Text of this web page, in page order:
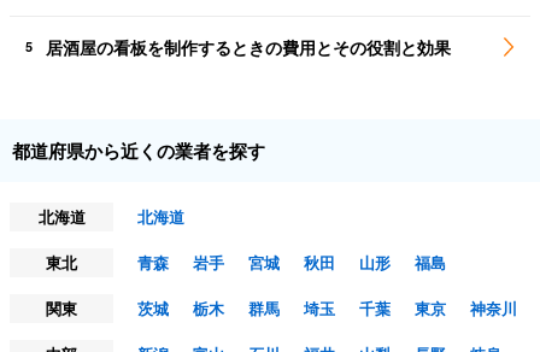
5 居酒屋の看板を制作するときの費用とその役割と効果
都道府県から近くの業者を探す
北海道
北海道
東北
青森 岩手 宮城 秋田 山形
福島
関東
茨城 栃木 群馬 埼玉 千葉 東京
神奈川